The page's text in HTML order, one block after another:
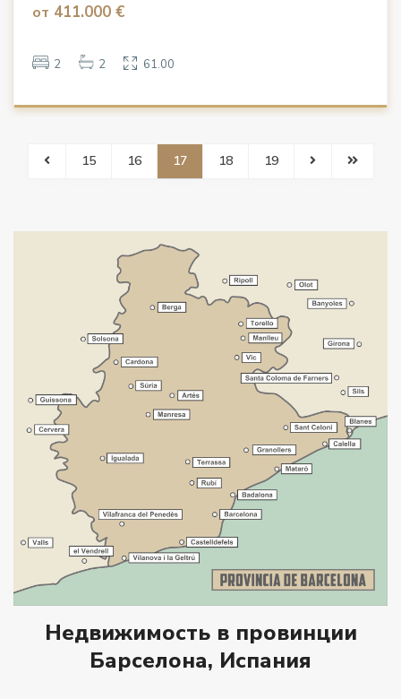
от 411.000 €
2 2 61.00
15 16 17 18 19
Недвижимость в провинции
Барселона, Испания